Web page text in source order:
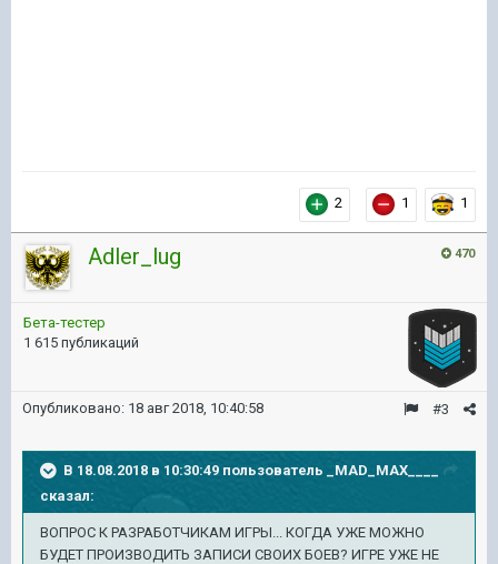
2 1 1
470
Adler_lug
Бета-тестер
1 615 публикаций
#3
Опубликовано: 18 авг 2018, 10:40:58
В 18.08.2018 в 10:30:49 пользователь
_MAD_MAX____
сказал:
ВОПРОС К РАЗРАБОТЧИКАМ ИГРЫ... КОГДА УЖЕ МОЖНО
БУДЕТ ПРОИЗВОДИТЬ ЗАПИСИ СВОИХ БОЕВ? ИГРЕ УЖЕ НЕ